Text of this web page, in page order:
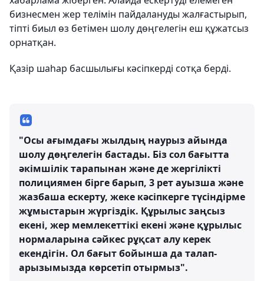
бизнесмен жер телімін пайдалануды жалғастырып,
тіпті биыл өз бетімен шолу дөңгелегін еш құжатсыз
орнатқан.
Қазір шаһар басшылығы кәсіпкерді сотқа берді.
"Осы ағымдағы жылдың наурыз айында
шолу дөңгелегін бастады. Біз сол бағытта
әкімшілік тарапынан және де жергілікті
полициямен бірге барып, 3 рет ауызша және
жазбаша ескерту, жеке кәсіпкерге түсіндірме
жұмыстарын жүргіздік. Құрылыс заңсыз
екені, жер мемлекеттікі екені және құрылыс
нормаларына сәйкес рұқсат алу керек
екендігін. Ол бағыт бойынша да талап-
арызымызда көрсетіп отырмыз".